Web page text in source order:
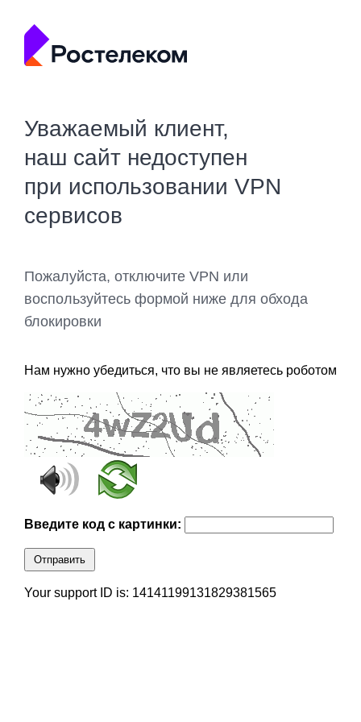
Уважаемый клиент,
наш сайт недоступен
при использовании VPN
сервисов
Пожалуйста, отключите VPN или
воспользуйтесь формой ниже для обхода
блокировки
Нам нужно убедиться, что вы не являетесь роботом
Введите код с картинки:
Отправить
Your support ID is: 14141199131829381565